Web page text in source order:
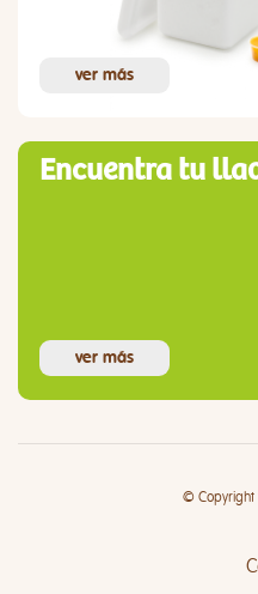
ver más
Encuentra tu
ver más
© Copyright